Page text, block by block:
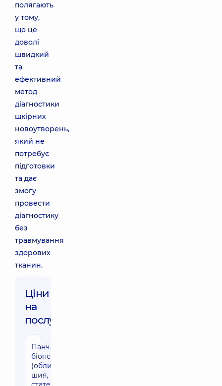
полягають
у тому,
що це
доволі
швидкий
та
ефективний
метод
діагностики
шкірних
новоутворень,
який не
потребує
підготовки
та дає
змогу
провести
діагностику
без
травмування
здорових
тканин.
Ціни
на
послуги:
Панч-
біопсія
(обличчя,
шия,